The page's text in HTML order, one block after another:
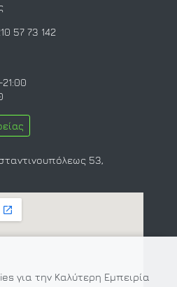
για την Καλύτερη Εμπειρία
57 73 142
53,